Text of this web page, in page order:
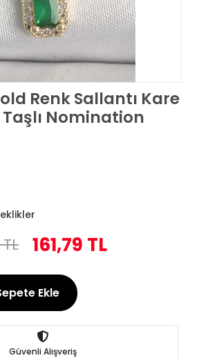
Renk Sallantı Kare
Nomination
161,79 TL
Ekle
Güvenli Alışveriş